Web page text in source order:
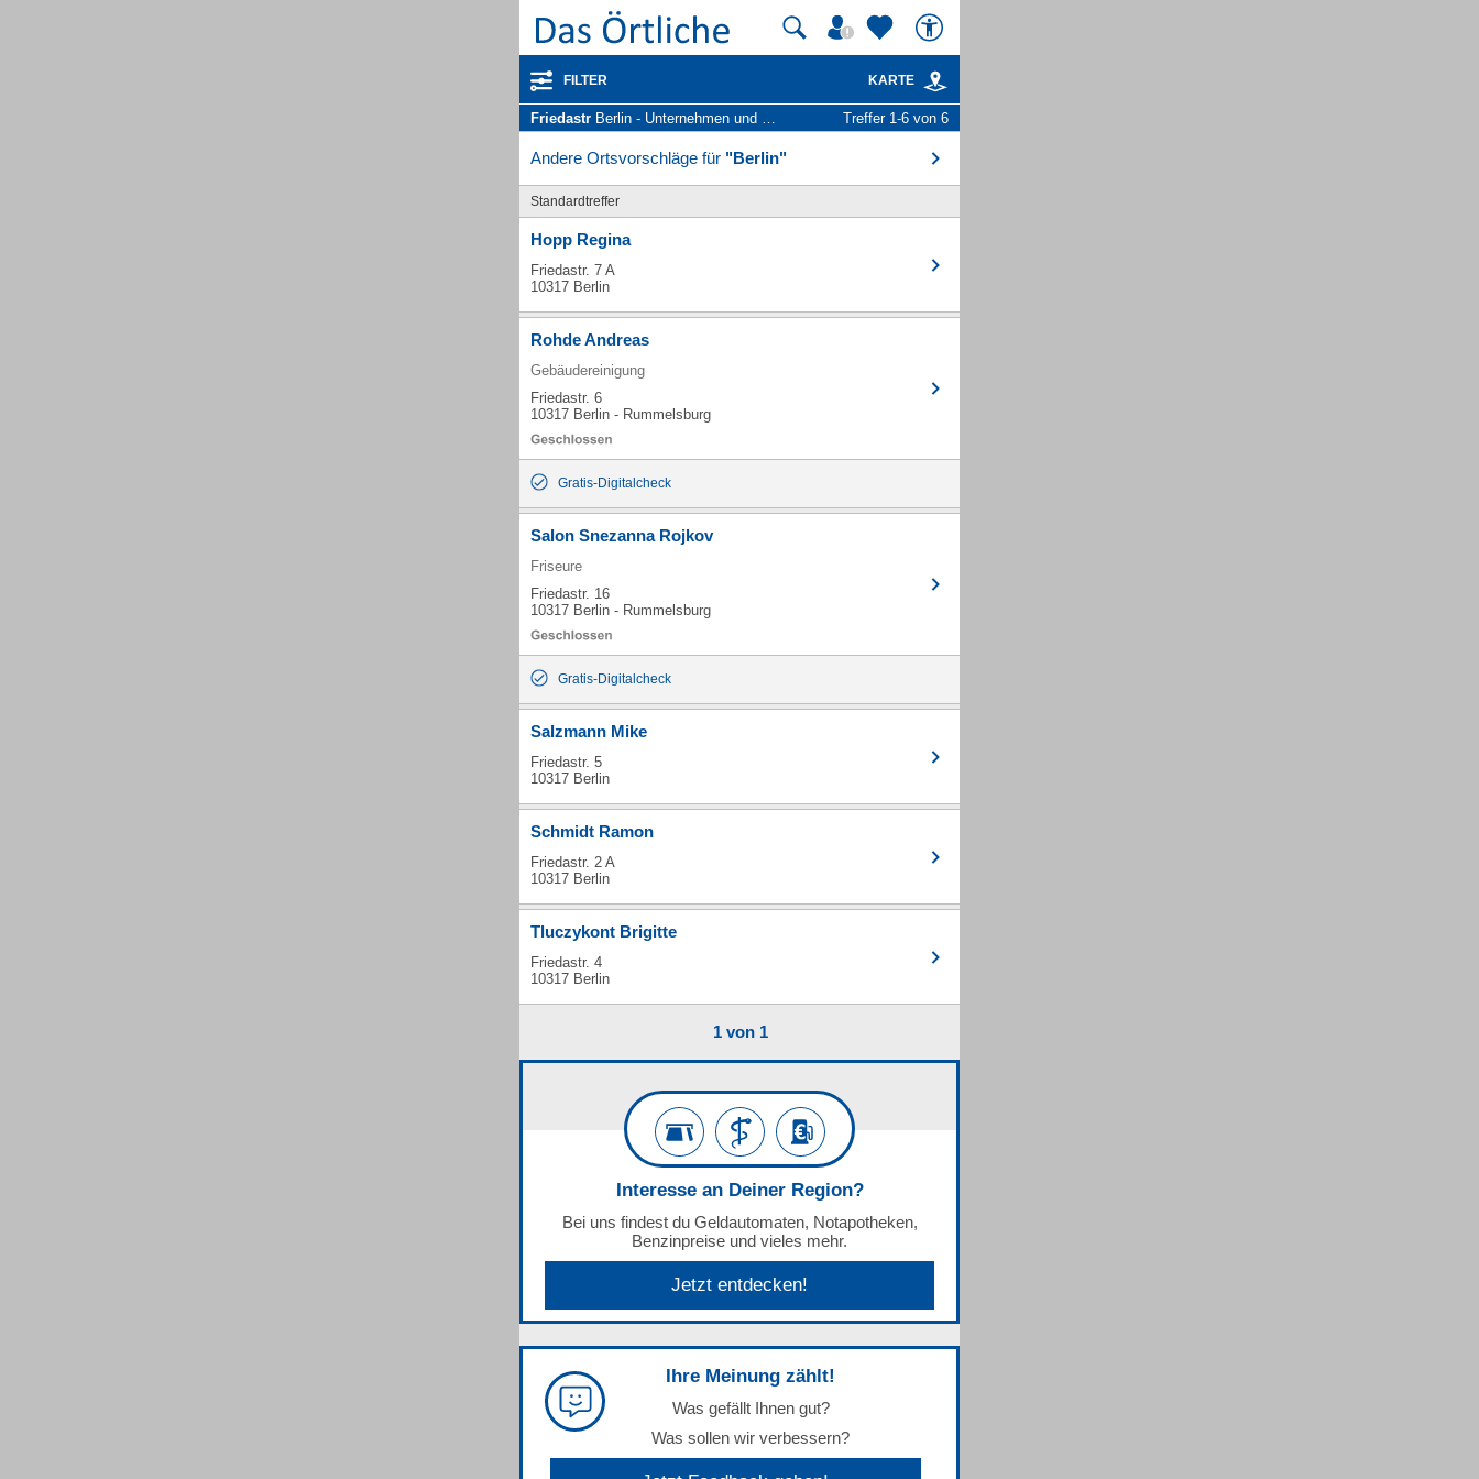
FILTER KARTE
Friedastr Berlin - Unternehmen und Personen Treffer 1-6 von 6
Andere Ortsvorschläge für "Berlin"
Standardtreffer
Hopp Regina
Friedastr. 7 A
10317 Berlin
Rohde Andreas
Gebäudereinigung
Friedastr. 6
10317 Berlin - Rummelsburg
Gratis-Digitalcheck
Salon Snezanna Rojkov
Friseure
Friedastr. 16
10317 Berlin - Rummelsburg
Gratis-Digitalcheck
Salzmann Mike
Friedastr. 5
10317 Berlin
Schmidt Ramon
Friedastr. 2 A
10317 Berlin
Tluczykont Brigitte
Friedastr. 4
10317 Berlin
1 von 1
Interesse an Deiner Region?
Bei uns findest du Geldautomaten, Notapotheken,
Benzinpreise und vieles mehr.
Jetzt entdecken!
Ihre Meinung zählt!
Was gefällt Ihnen gut?
Was sollen wir verbessern?